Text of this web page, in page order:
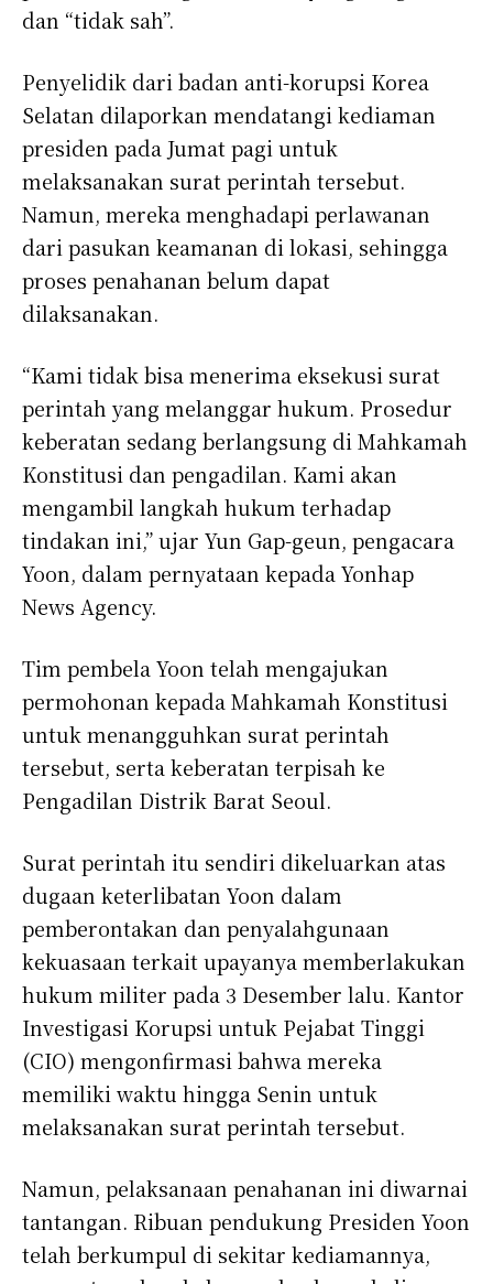
dan “tidak sah”.
Penyelidik dari badan anti-korupsi Korea
Selatan dilaporkan mendatangi kediaman
presiden pada Jumat pagi untuk
melaksanakan surat perintah tersebut.
Namun, mereka menghadapi perlawanan
dari pasukan keamanan di lokasi, sehingga
proses penahanan belum dapat
dilaksanakan.
“Kami tidak bisa menerima eksekusi surat
perintah yang melanggar hukum. Prosedur
keberatan sedang berlangsung di Mahkamah
Konstitusi dan pengadilan. Kami akan
mengambil langkah hukum terhadap
tindakan ini,” ujar Yun Gap-geun, pengacara
Yoon, dalam pernyataan kepada Yonhap
News Agency.
Tim pembela Yoon telah mengajukan
permohonan kepada Mahkamah Konstitusi
untuk menangguhkan surat perintah
tersebut, serta keberatan terpisah ke
Pengadilan Distrik Barat Seoul.
Surat perintah itu sendiri dikeluarkan atas
dugaan keterlibatan Yoon dalam
pemberontakan dan penyalahgunaan
kekuasaan terkait upayanya memberlakukan
hukum militer pada 3 Desember lalu. Kantor
Investigasi Korupsi untuk Pejabat Tinggi
(CIO) mengonfirmasi bahwa mereka
memiliki waktu hingga Senin untuk
melaksanakan surat perintah tersebut.
Namun, pelaksanaan penahanan ini diwarnai
tantangan. Ribuan pendukung Presiden Yoon
telah berkumpul di sekitar kediamannya,